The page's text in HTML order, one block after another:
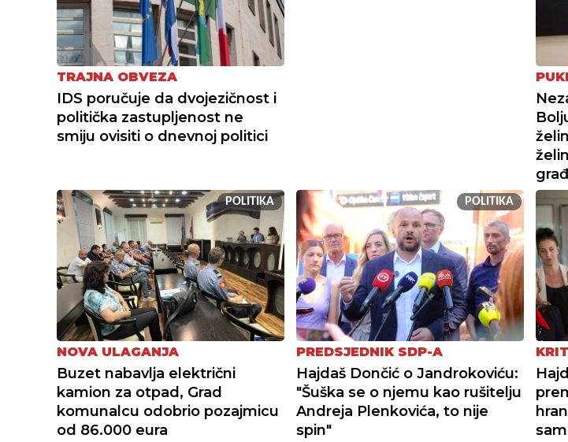
TRAJNA OBVEZA
IDS poručuje da dvojezičnost i
politička zastupljenost ne
smiju ovisiti o dnevnoj politici
POLITIKA
NOVA ULAGANJA
Buzet nabavlja električni
kamion za otpad, Grad
komunalcu odobrio pozajmicu
od 86.000 eura
POLITIKA
PREDSJEDNIK SDP-A
Hajdaš Dončić o Jandrokoviću:
"Šuška se o njemu kao rušitelju
Andreja Plenkovića, to nije
spin"